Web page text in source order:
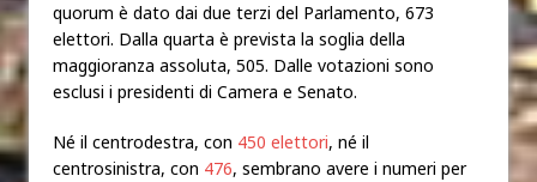
quorum è dato dai due terzi del Parlamento, 673
elettori. Dalla quarta è prevista la soglia della
maggioranza assoluta, 505. Dalle votazioni sono
esclusi i presidenti di Camera e Senato.
Né il centrodestra, con 450 elettori, né il
centrosinistra, con 476, sembrano avere i numeri per